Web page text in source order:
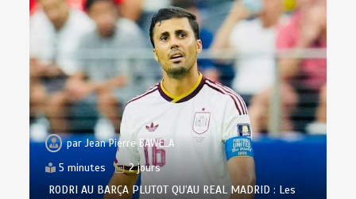
parJean Pierre BAWELA
5 minutes
2 jours
RODRI AU BARÇA PLUTOT QU’AU REAL MADRID : Les